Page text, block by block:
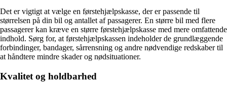
Det er vigtigt at vælge en førstehjælpskasse, der er passende til
størrelsen på din bil og antallet af passagerer. En større bil med flere
passagerer kan kræve en større førstehjælpskasse med mere omfattende
indhold. Sørg for, at førstehjælpskassen indeholder de grundlæggende
forbindinger, bandager, sårrensning og andre nødvendige redskaber til
at håndtere mindre skader og nødsituationer.
Kvalitet og holdbarhed